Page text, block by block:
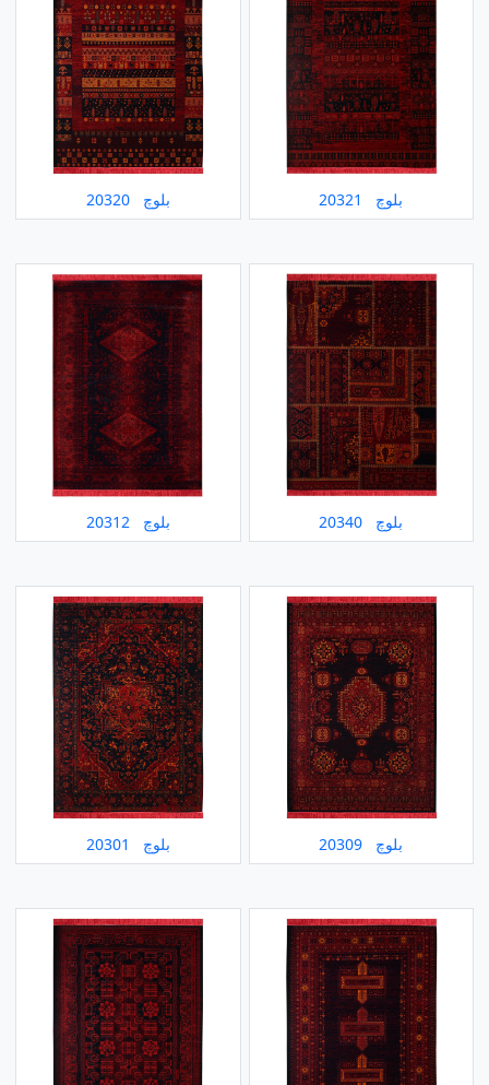
بلوچ 20321 بلوچ 20320
بلوچ 20340 بلوچ 20312
بلوچ 20309 بلوچ 20301